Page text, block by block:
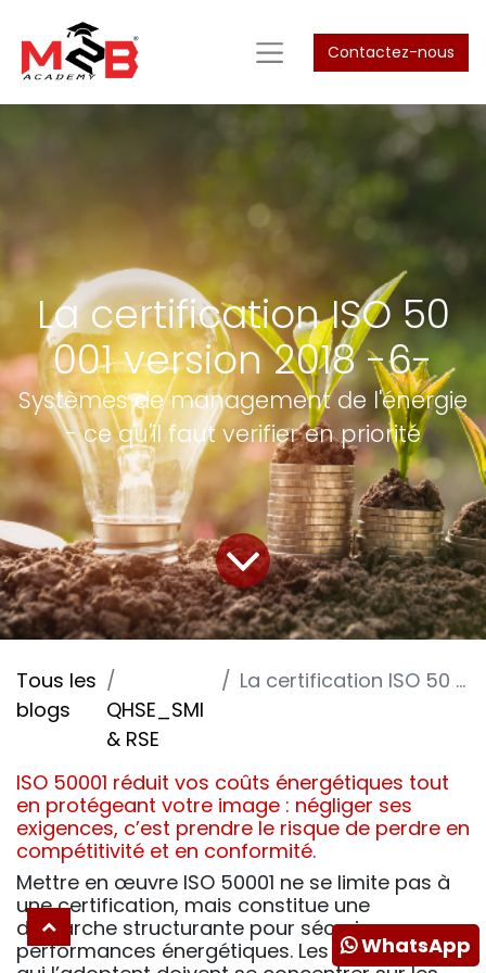
Contactez-nous
La certification ISO 50
001 version 2018 -6-
Systèmes de management de l'énergie
- ce qu'il faut verifier en priorité
Tous les
blogs
QHSE_SMI
& RSE
La certification ISO 50 001 version 2018 -6-
ISO 50001 réduit vos coûts énergétiques tout
en protégeant votre image : négliger ses
exigences, c’est prendre le risque de perdre en
compétitivité et en conformité.
Mettre en œuvre ISO 50001 ne se limite pas à
une certification, mais constitue une
démarche structurante pour sécuriser vos
performances énergétiques. Les entreprises
WhatsApp